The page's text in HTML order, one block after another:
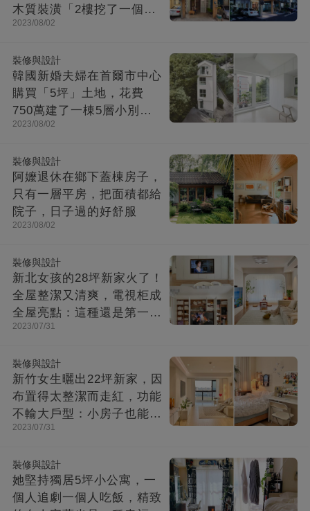
木質裝潢「2樓挖了一個大
洞」走上樓美翻
2023/08/02
裝修與設計
韓國新婚夫婦在首爾市中心
購買「5坪」土地，花費
750萬建了一棟5層小別
墅：小房子卻幸福感爆棚
2023/08/02
裝修與設計
阿嬤退休在鄉下蓋棟房子，
只有一層平房，把面積都給
院子，日子過的好舒服
2023/08/02
裝修與設計
新北女孩的28坪新家火了！
全屋整潔又清爽，電視柜成
全屋亮點：這種還是第一次
見！
2023/07/31
裝修與設計
新竹女生曬出22坪新家，因
布置得太整潔而走紅，功能
不輸大戶型：小房子也能住
出幸福感
2023/07/31
裝修與設計
她堅持獨居5坪小公寓，一
個人追劇一個人吃飯，精致